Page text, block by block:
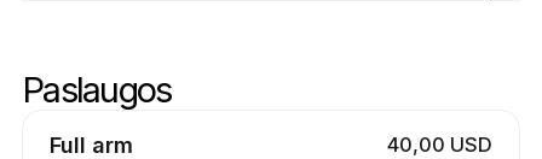
Paslaugos
Full arm 40,00 USD